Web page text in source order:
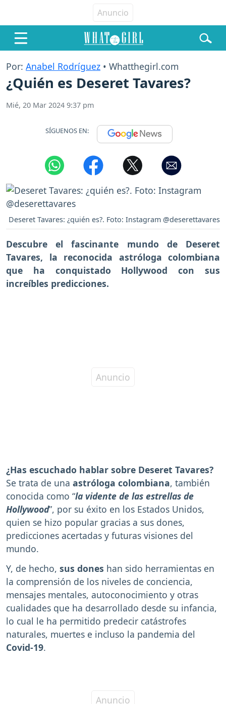
Por: Anabel Rodríguez • Whatthegirl.com
¿Quién es Deseret Tavares?
Mié, 20 Mar 2024 9:37 pm
SÍGUENOS EN:
Deseret Tavares: ¿quién es?. Foto: Instagram @deserettavares
Descubre el fascinante mundo de Deseret
Tavares, la reconocida astróloga colombiana
que ha conquistado Hollywood con sus
increíbles predicciones.
¿Has escuchado hablar sobre Deseret Tavares?
Se trata de una astróloga colombiana, también
conocida como “la vidente de las estrellas de
Hollywood”, por su éxito en los Estados Unidos,
quien se hizo popular gracias a sus dones,
predicciones acertadas y futuras visiones del
mundo.
Y, de hecho, sus dones han sido herramientas en
la comprensión de los niveles de conciencia,
mensajes mentales, autoconocimiento y otras
cualidades que ha desarrollado desde su infancia,
lo cual le ha permitido predecir catástrofes
naturales, muertes e incluso la pandemia del
Covid-19.